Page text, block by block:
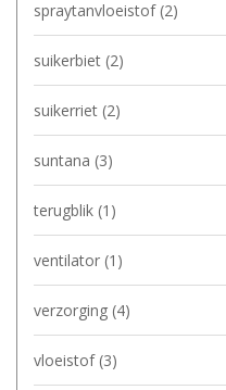
spraytanvloeistof (2)
suikerbiet (2)
suikerriet (2)
suntana (3)
terugblik (1)
ventilator (1)
verzorging (4)
vloeistof (3)